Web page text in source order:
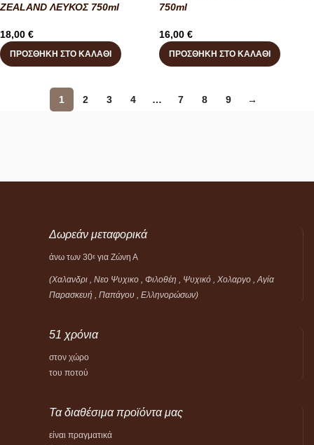
ZEALAND ΛΕΥΚΟΣ 750ml
18,00 €
ΠΡΟΣΘΉΚΗ ΣΤΟ ΚΑΛΆΘΙ
750ml
16,00 €
ΠΡΟΣΘΉΚΗ ΣΤΟ ΚΑΛΆΘΙ
1 2 3 4 … 7 8 9 →
Δωρεάν μεταφορικά
άνω των 30ε για Ζώνη Α
(Χαλανδρι , Νεο Ψυχικο , Φιλοθέη , Ψυχικό , Χολαργο , Αγία
Παρασκευή , Παπάγου , Ελληνορώσων)
51 χρόνια
στον χώρο
του ποτού
Τα διαθέσιμα προϊόντα μας
είναι πραγματικά